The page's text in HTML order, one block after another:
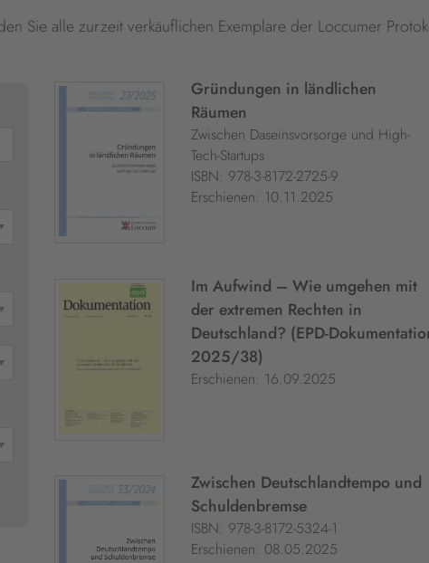
Sie alle zurzeit verkäuflichen Exemplare der Loccumer
Gründungen in ländlichen
Räumen
Zwischen Daseinsvorsorge und High-
Tech-Startups
ISBN: 978-3-8172-2725-9
Erschienen: 10.11.2025
Im Aufwind – Wie umgehen mit
der extremen Rechten in
Deutschland? (EPD-
2025/38)
Erschienen: 16.09.2025
Zwischen Deutschlandtempo und
Schuldenbremse
ISBN: 978-3-8172-5324-1
Erschienen: 08.05.2025